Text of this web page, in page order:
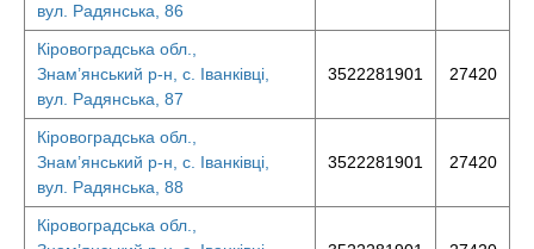
вул. Радянська, 86
Кіровоградська обл.,
Знам’янський р-н, с. Іванківці,
вул. Радянська, 87
3522281901 27420
Кіровоградська обл.,
Знам’янський р-н, с. Іванківці,
вул. Радянська, 88
3522281901 27420
Кіровоградська обл.,